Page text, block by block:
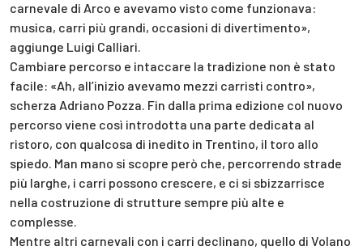
carnevale di Arco e avevamo visto come funzionava:
musica, carri più grandi, occasioni di divertimento»,
aggiunge Luigi Calliari.
Cambiare percorso e intaccare la tradizione non è stato
facile: «Ah, all’inizio avevamo mezzi carristi contro»,
scherza Adriano Pozza. Fin dalla prima edizione col nuovo
percorso viene così introdotta una parte dedicata al
ristoro, con qualcosa di inedito in Trentino, il toro allo
spiedo. Man mano si scopre però che, percorrendo strade
più larghe, i carri possono crescere, e ci si sbizzarrisce
nella costruzione di strutture sempre più alte e
complesse.
Mentre altri carnevali con i carri declinano, quello di Volano